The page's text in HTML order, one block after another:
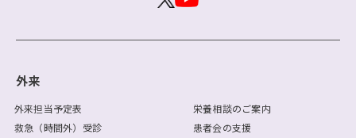
外来
外来担当予定表
救急（時間外）受診
栄養相談のご案内
患者会の支援